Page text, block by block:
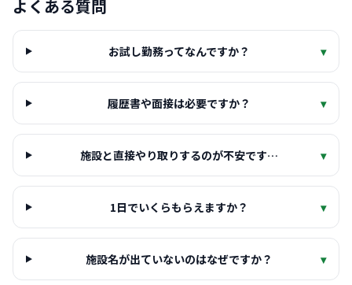
よくある質問
お試し勤務ってなんですか？ ▾
履歴書や面接は必要ですか？ ▾
施設と直接やり取りするのが不安です… ▾
1日でいくらもらえますか？ ▾
施設名が出ていないのはなぜですか？ ▾